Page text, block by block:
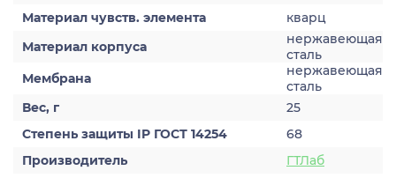
Материал чувств. элемента
кварц
Материал корпуса
нержавеющая
сталь
Мембрана
нержавеющая
сталь
Вес, г
25
Степень защиты IP ГОСТ 14254
68
Производитель
ГТЛаб